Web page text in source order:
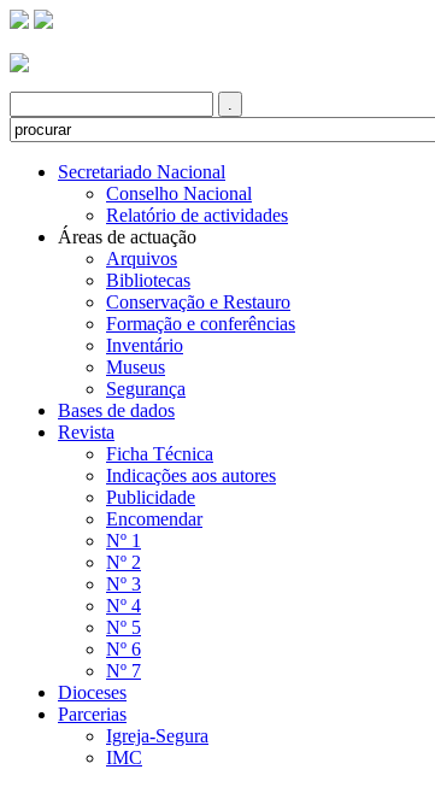
Secretariado Nacional
Conselho Nacional
Relatório de actividades
Áreas de actuação
Arquivos
Bibliotecas
Conservação e Restauro
Formação e conferências
Inventário
Museus
Segurança
Bases de dados
Revista
Ficha Técnica
Indicações aos autores
Publicidade
Encomendar
Nº 1
Nº 2
Nº 3
Nº 4
Nº 5
Nº 6
Nº 7
Dioceses
Parcerias
Igreja-Segura
IMC